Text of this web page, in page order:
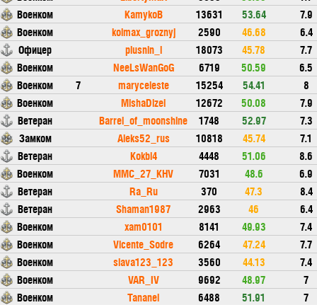
Военком
KamykoB 13631 53.64
7.9
Военком
kolmax_groznyj 2590 46.68
6.4
Офицер
plusnin_i 18073 45.78
7.7
Военком
NeeLsWanGoG 6719 50.59
6.5
Военком
7 maryceleste 15254 54.41
8
Военком
MishaDizel 12672 50.08
7.9
Ветеран
Barrel_of_moonshine 1748 52.97
7.3
Замком
Aleks52_rus 10818 45.74
7.1
Ветеран
Kokbl4 4448 51.06
8.6
Военком
MMC_27_KHV 7031 48.6
6.9
Ветеран
Ra_Ru 370 47.3
8.4
Ветеран
Shaman1987 2963 46
6.4
Военком
xam0101 8141 49.93
7.4
Военком
Vicente_Sodre 6264 47.24
7.7
Военком
slava123_123 3560 44.13
7.4
Военком
VAR_IV 9692 48.97
7
Военком
Tananel 6488 51.91
7